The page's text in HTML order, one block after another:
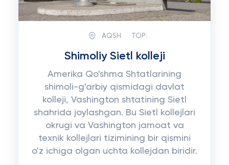
AQSH TOP:
Shimoliy Sietl kolleji
Amerika Qo'shma Shtatlarining
shimoli-g'arbiy qismidagi davlat
kolleji, Vashington shtatining Sietl
shahrida joylashgan. Bu Sietl kollejlari
okrugi va Vashington jamoat va
texnik kollejlari tizimining bir qismini
o'z ichiga olgan uchta kollejdan biridir.